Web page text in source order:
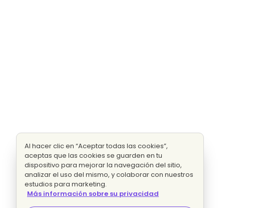
Al hacer clic en “Aceptar todas las cookies”,
aceptas que las cookies se guarden en tu
dispositivo para mejorar la navegación del sitio,
analizar el uso del mismo, y colaborar con nuestros
estudios para marketing.
Más información sobre su privacidad